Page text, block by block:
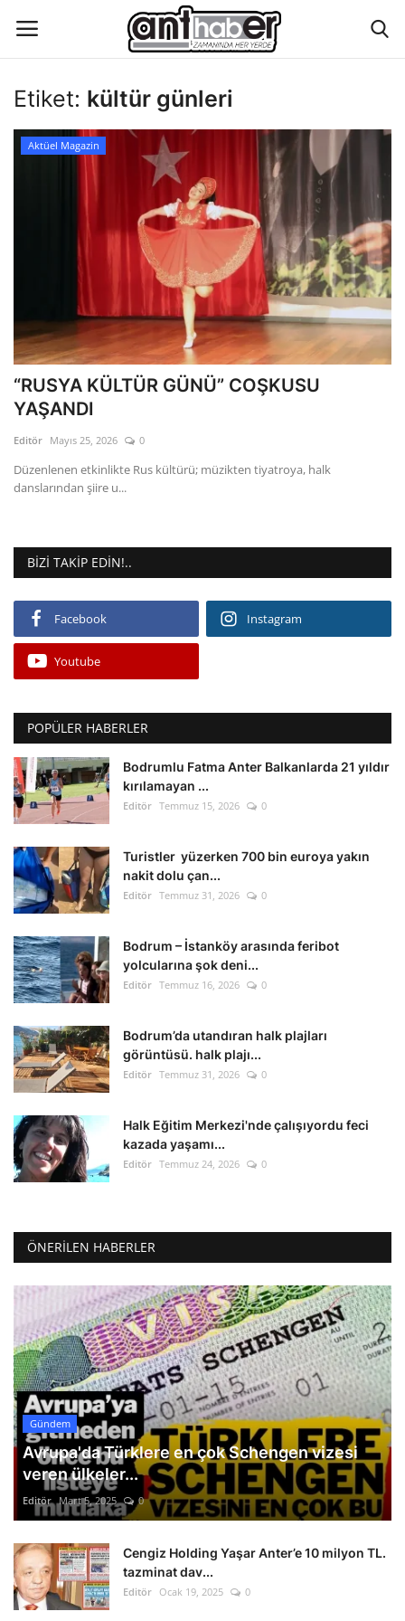
Aktüel Magazin
Hakkımızda
Asayiş
Çevre
Gizlilik Politikası
Reklam ve İşbirliği
Turizm
Siyaset
Bodrum Nöbetçi Eczaneler
Köşe Yazarları
Spor
Kültür Sanat Tarih
Sağlık
Ekonomi
Gündem
Dünya
Etiket: kültür günleri
Aktüel Magazin
“RUSYA KÜLTÜR GÜNÜ” COŞKUSU
YAŞANDI
Editör Mayıs 25, 2026 0
Düzenlenen etkinlikte Rus kültürü; müzikten tiyatroya, halk
danslarından şiire u...
BIZI TAKIP EDIN!..
Facebook Instagram
Youtube
POPÜLER HABERLER
Bodrumlu Fatma Anter Balkanlarda 21 yıldır
kırılamayan ...
Editör Temmuz 15, 2026 0
Turistler yüzerken 700 bin euroya yakın
nakit dolu çan...
Editör Temmuz 31, 2026 0
Bodrum – İstanköy arasında feribot
yolcularına şok deni...
Editör Temmuz 16, 2026 0
Bodrum’da utandıran halk plajları
görüntüsü. halk plajı...
Editör Temmuz 31, 2026 0
Halk Eğitim Merkezi'nde çalışıyordu feci
kazada yaşamı...
Editör Temmuz 24, 2026 0
ÖNERILEN HABERLER
Gündem
Avrupa'da Türklere en çok Schengen vizesi
veren ülkeler...
Editör Mart 5, 2025 0
Cengiz Holding Yaşar Anter’e 10 milyon TL.
tazminat dav...
Editör Ocak 19, 2025 0